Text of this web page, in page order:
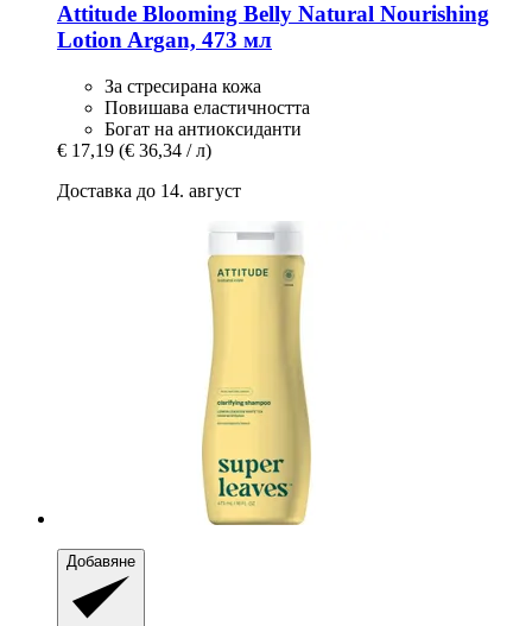
Attitude Blooming Belly Natural Nourishing
Lotion Argan, 473 мл
За стресирана кожа
Повишава еластичността
Богат на антиоксиданти
€ 17,19 (€ 36,34 / л)
Доставка до 14. август
Добавяне